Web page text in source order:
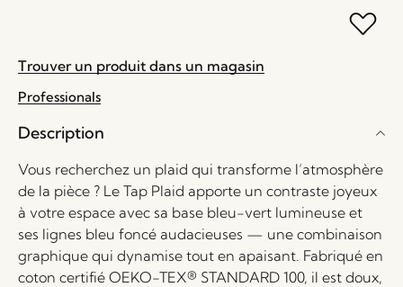
Trouver un produit dans un magasin
Professionals
Description
Vous recherchez un plaid qui transforme l’atmosphère
de la pièce ? Le Tap Plaid apporte un contraste joyeux
à votre espace avec sa base bleu-vert lumineuse et
ses lignes bleu foncé audacieuses — une combinaison
graphique qui dynamise tout en apaisant. Fabriqué en
coton certifié OEKO-TEX® STANDARD 100, il est doux,